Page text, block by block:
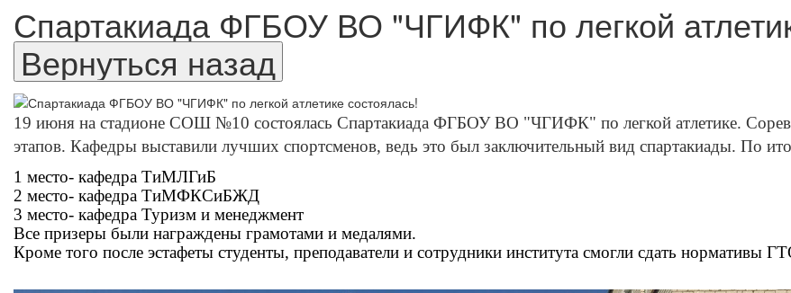
Спартакиада ФГБОУ ВО "ЧГИФК" по легкой
19 июня на стадионе СОШ №10 состоялась Спартакиада ФГБОУ ВО "ЧГИФК" по легкой атлетике.
этапов. Кафедры выставили лучших спортсменов, ведь это был заключительный вид спартакиады. По
1 место- кафедра ТиМЛГиБ
2 место- кафедра ТиМФКСиБЖД
3 место- кафедра Туризм и менеджмент
Все призеры были награждены грамотами и медалями.
Кроме того после эстафеты студенты, преподаватели и сотрудники института смогли сдать нормативы